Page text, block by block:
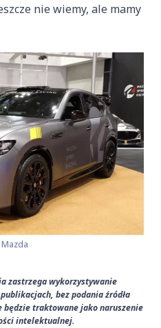
nie wiemy, ale mamy
zastrzega wykorzystywanie
bez podania źródła
będzie traktowane jako naruszenie
intelektualnej.